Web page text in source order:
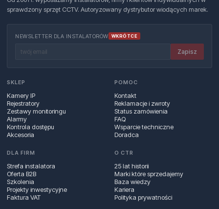
sprawdzony sprzęt CCTV. Autoryzowany dystrybutor wiodących marek.
NEWSLETTER DLA INSTALATORÓW WKRÓTCE
Zapisz
SKLEP
Kamery IP
Rejestratory
Zestawy monitoringu
Alarmy
Kontrola dostępu
Akcesoria
POMOC
Kontakt
Reklamacje i zwroty
Status zamówienia
FAQ
Wsparcie techniczne
Doradca
DLA FIRM
Strefa instalatora
Oferta B2B
Szkolenia
Projekty inwestycyjne
Faktura VAT
O CTR
25 lat historii
Marki które sprzedajemy
Baza wiedzy
Kariera
Polityka prywatności